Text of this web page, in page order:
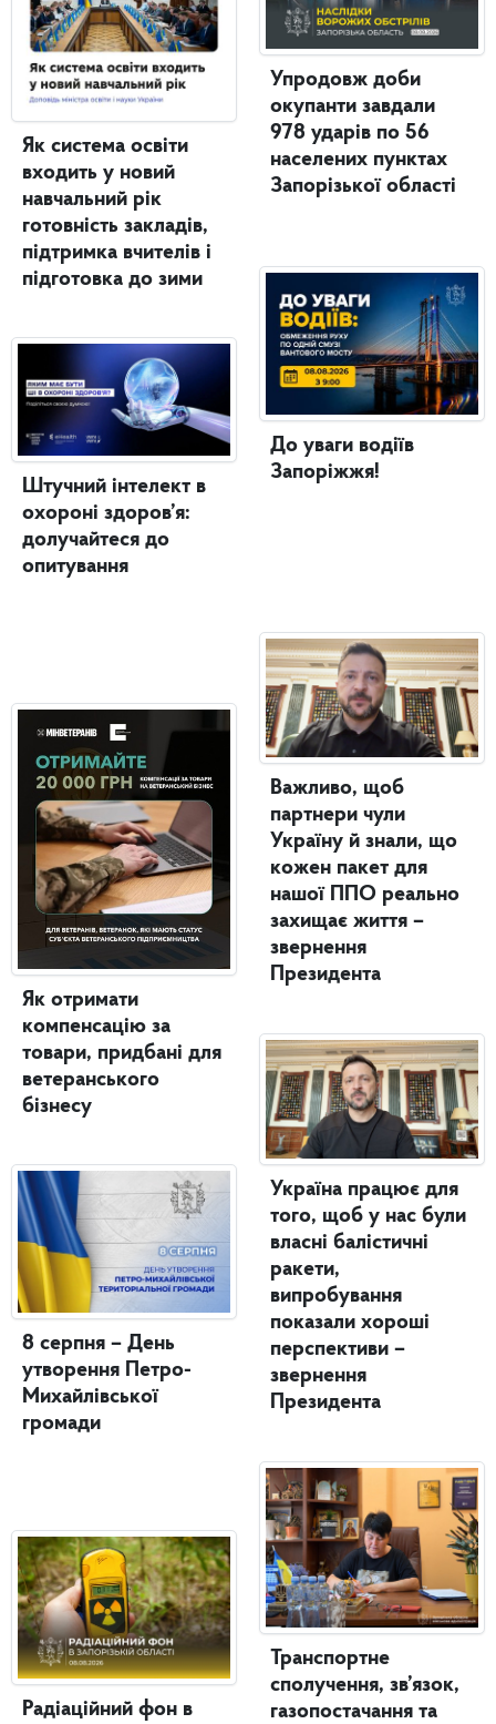
Як система освіти
входить у новий
навчальний рік
готовність закладів,
підтримка вчителів і
підготовка до зими
Штучний інтелект в
охороні здоров’я:
долучайтеся до
опитування
Як отримати
компенсацію за
товари, придбані для
ветеранського
бізнесу
8 серпня – День
утворення Петро-
Михайлівської
громади
Радіаційний фон в
Упродовж доби
окупанти завдали
978 ударів по 56
населених пунктах
Запорізької області
До уваги водіїв
Запоріжжя!
Важливо, щоб
партнери чули
Україну й знали, що
кожен пакет для
нашої ППО реально
захищає життя –
звернення
Президента
Україна працює для
того, щоб у нас були
власні балістичні
ракети,
випробування
показали хороші
перспективи –
звернення
Президента
Транспортне
сполучення, зв’язок,
газопостачання та